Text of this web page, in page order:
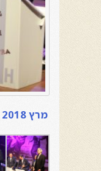
מרץ 2018 – שגעון הסווינג דאנס חוזר!